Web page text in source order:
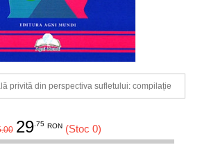
privită din perspectiva sufletului: compilație
29.75 RON (Stoc 0)